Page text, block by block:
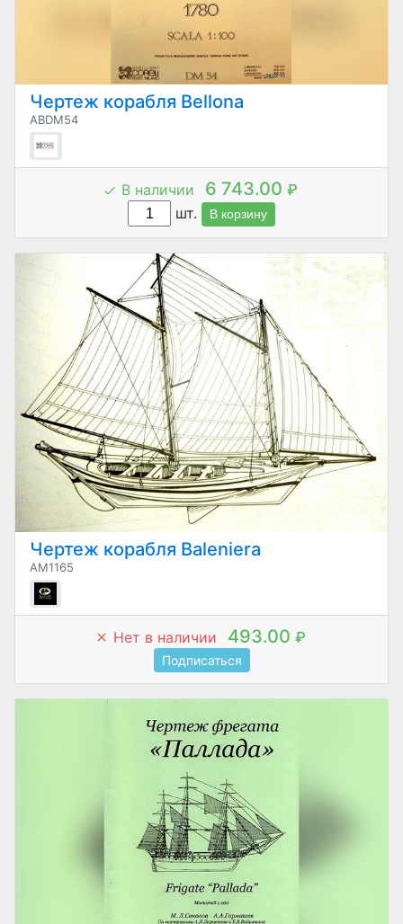
Чертеж корабля Bellona
ABDM54
В наличии 6 743.00 ₽
шт.
В корзину
Чертеж корабля Baleniera
AM1165
Нет в наличии 493.00 ₽
Подписаться